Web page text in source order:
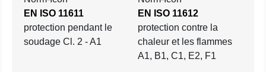
EN ISO 11611
protection pendant le
soudage Cl. 2 - A1
EN ISO 11612
protection contre la
chaleur et les flammes
A1, B1, C1, E2, F1